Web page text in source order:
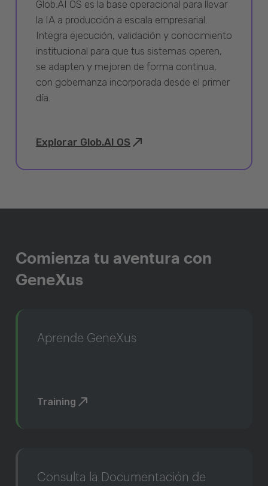
Glob.AI OS es la base operacional para llevar
la IA a producción a escala empresarial.
Integra ejecución, validación y conocimiento
institucional para que tus sistemas operen,
se adapten y mejoren de forma continua,
con gobernanza incorporada desde el primer
día.
Explorar Glob.AI OS
Comienza tu aventura con
GeneXus
Aprende GeneXus
Training
Consulta la Documentación de